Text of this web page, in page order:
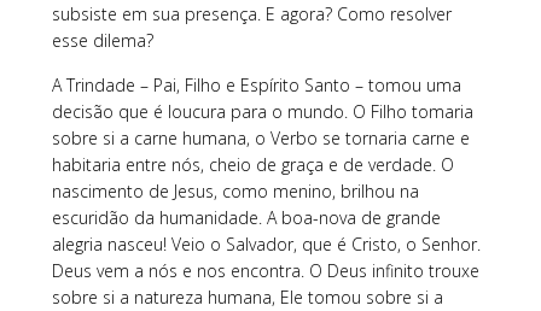
subsiste em sua presença. E agora? Como resolver
esse dilema?
A Trindade – Pai, Filho e Espírito Santo – tomou uma
decisão que é loucura para o mundo. O Filho tomaria
sobre si a carne humana, o Verbo se tornaria carne e
habitaria entre nós, cheio de graça e de verdade. O
nascimento de Jesus, como menino, brilhou na
escuridão da humanidade. A boa-nova de grande
alegria nasceu! Veio o Salvador, que é Cristo, o Senhor.
Deus vem a nós e nos encontra. O Deus infinito trouxe
sobre si a natureza humana, Ele tomou sobre si a